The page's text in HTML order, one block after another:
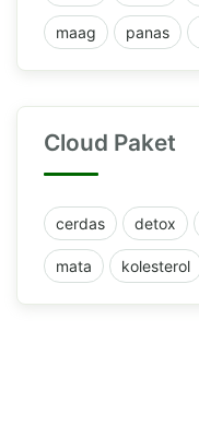
maag panas
Cloud Paket
cerdas detox
mata kolesterol